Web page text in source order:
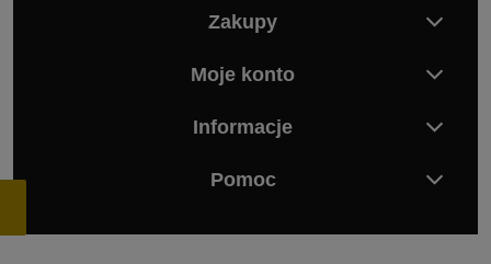
Zakupy
Moje konto
Informacje
Pomoc